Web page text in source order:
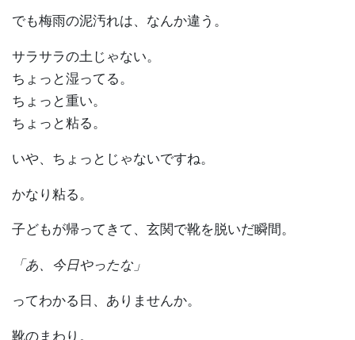
でも梅雨の泥汚れは、なんか違う。
サラサラの土じゃない。
ちょっと湿ってる。
ちょっと重い。
ちょっと粘る。
いや、ちょっとじゃないですね。
かなり粘る。
子どもが帰ってきて、玄関で靴を脱いだ瞬間。
「あ、今日やったな」
ってわかる日、ありませんか。
靴のまわり。